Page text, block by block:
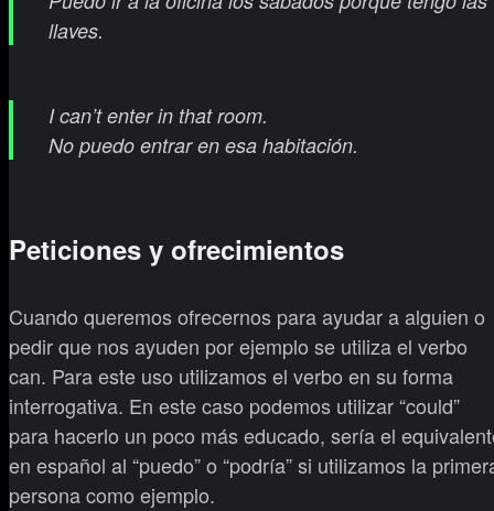
llaves.
I can’t enter in that room.
No puedo entrar en esa habitación.
Peticiones y ofrecimientos
Cuando queremos ofrecernos para ayudar a alguien o
pedir que nos ayuden por ejemplo se utiliza el verbo
can. Para este uso utilizamos el verbo en su forma
interrogativa. En este caso podemos utilizar “could”
para hacerlo un poco más educado, sería el
en español al “puedo” o “podría” si utilizamos la
persona como ejemplo.